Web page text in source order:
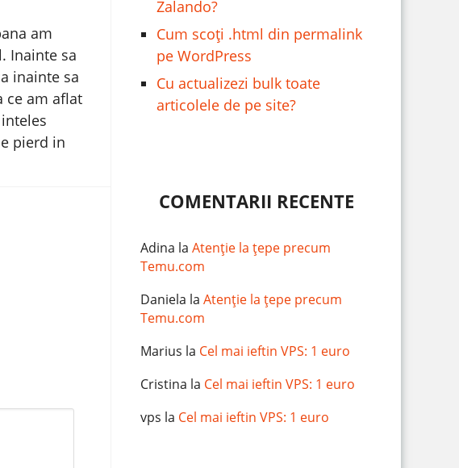
am
Inainte sa
inainte sa
ce am aflat
pierd in
Zalando?
Cum scoți .html din permalink
pe WordPress
Cu actualizezi bulk toate
articolele de pe site?
COMENTARII RECENTE
Adina la Atenție la țepe precum
Temu.com
Daniela la Atenție la țepe precum
Temu.com
Marius la Cel mai ieftin VPS: 1 euro
Cristina la Cel mai ieftin VPS: 1 euro
vps la Cel mai ieftin VPS: 1 euro